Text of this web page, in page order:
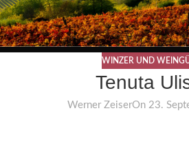
WINZER UND
Tenuta
Werner ZeiserOn 23.